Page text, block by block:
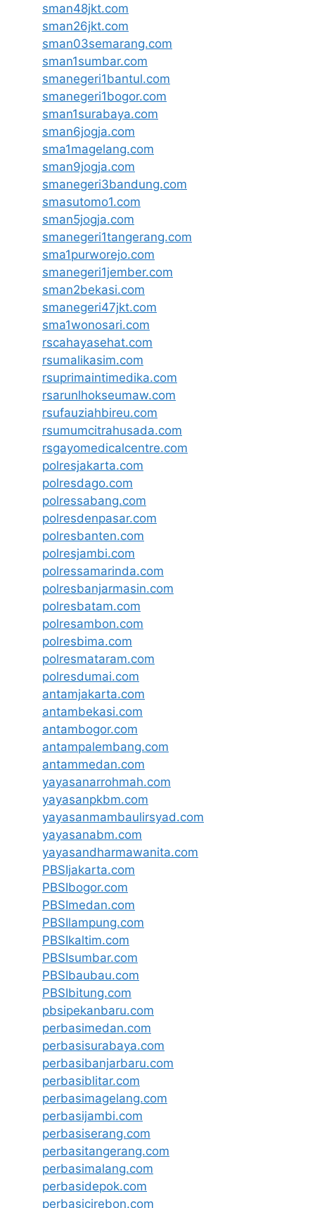
sman48jkt.com
sman26jkt.com
sman03semarang.com
sman1sumbar.com
smanegeri1bantul.com
smanegeri1bogor.com
sman1surabaya.com
sman6jogja.com
sma1magelang.com
sman9jogja.com
smanegeri3bandung.com
smasutomo1.com
sman5jogja.com
smanegeri1tangerang.com
sma1purworejo.com
smanegeri1jember.com
sman2bekasi.com
smanegeri47jkt.com
sma1wonosari.com
rscahayasehat.com
rsumalikasim.com
rsuprimaintimedika.com
rsarunlhokseumaw.com
rsufauziahbireu.com
rsumumcitrahusada.com
rsgayomedicalcentre.com
polresjakarta.com
polresdago.com
polressabang.com
polresdenpasar.com
polresbanten.com
polresjambi.com
polressamarinda.com
polresbanjarmasin.com
polresbatam.com
polresambon.com
polresbima.com
polresmataram.com
polresdumai.com
antamjakarta.com
antambekasi.com
antambogor.com
antampalembang.com
antammedan.com
yayasanarrohmah.com
yayasanpkbm.com
yayasanmambaulirsyad.com
yayasanabm.com
yayasandharmawanita.com
PBSIjakarta.com
PBSIbogor.com
PBSImedan.com
PBSIlampung.com
PBSIkaltim.com
PBSIsumbar.com
PBSIbaubau.com
PBSIbitung.com
pbsipekanbaru.com
perbasimedan.com
perbasisurabaya.com
perbasibanjarbaru.com
perbasiblitar.com
perbasimagelang.com
perbasijambi.com
perbasiserang.com
perbasitangerang.com
perbasimalang.com
perbasidepok.com
perbasicirebon.com